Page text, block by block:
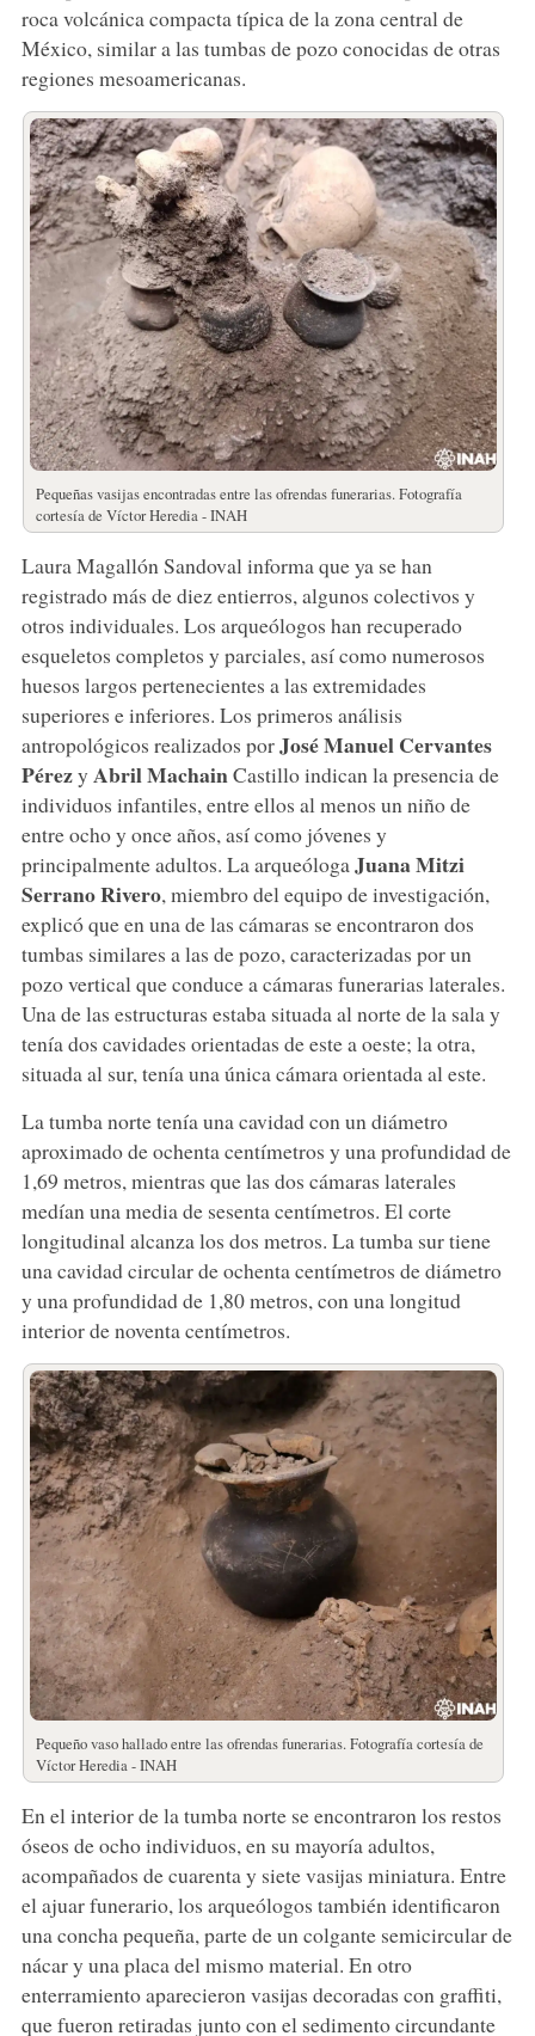
roca volcánica compacta típica de la zona central de
México, similar a las tumbas de pozo conocidas de otras
regiones mesoamericanas.
Pequeñas vasijas encontradas entre las ofrendas funerarias. Fotografía
cortesía de Víctor Heredia - INAH
Laura Magallón Sandoval informa que ya se han
registrado más de diez entierros, algunos colectivos y
otros individuales. Los arqueólogos han recuperado
esqueletos completos y parciales, así como numerosos
huesos largos pertenecientes a las extremidades
superiores e inferiores. Los primeros análisis
antropológicos realizados porJosé Manuel Cervantes
Pérezy Abril MachainCastillo indican la presencia de
individuos infantiles, entre ellos al menos un niño de
entre ocho y once años, así como jóvenes y
principalmente adultos. La arqueóloga Juana Mitzi
Serrano Rivero, miembro del equipo de investigación,
explicó que en una de las cámaras se encontraron dos
tumbas similares a las de pozo, caracterizadas por un
pozo vertical que conduce a cámaras funerarias laterales.
Una de las estructuras estaba situada al norte de la sala y
tenía dos cavidades orientadas de este a oeste; la otra,
situada al sur, tenía una única cámara orientada al este.
La tumba norte tenía una cavidad con un diámetro
aproximado de ochenta centímetros y una profundidad de
1,69 metros, mientras que las dos cámaras laterales
medían una media de sesenta centímetros. El corte
longitudinal alcanza los dos metros. La tumba sur tiene
una cavidad circular de ochenta centímetros de diámetro
y una profundidad de 1,80 metros, con una longitud
interior de noventa centímetros.
Pequeño vaso hallado entre las ofrendas funerarias. Fotografía cortesía de
Víctor Heredia - INAH
En el interior de la tumba norte se encontraron los restos
óseos de ocho individuos, en su mayoría adultos,
acompañados de cuarenta y siete vasijas miniatura. Entre
el ajuar funerario, los arqueólogos también identificaron
una concha pequeña, parte de un colgante semicircular de
nácar y una placa del mismo material. En otro
enterramiento aparecieron vasijas decoradas con graffiti,
que fueron retiradas junto con el sedimento circundante